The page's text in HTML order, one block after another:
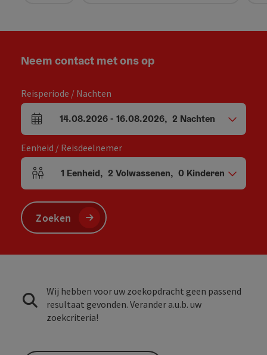
Neem contact met ons op
Reisperiode / Nachten
Velden voor aankomst en vertrek
14.08.2026- 16.08.2026, 2 Nachten
Eenheid / Reisdeelnemer
Aantal eenheden en persoonsvelden
1 Eenheid, 2 Volwassenen, 0 Kinderen
Zoeken
Wij hebben voor uw zoekopdracht geen passend
resultaat gevonden. Verander a.u.b. uw
zoekcriteria!